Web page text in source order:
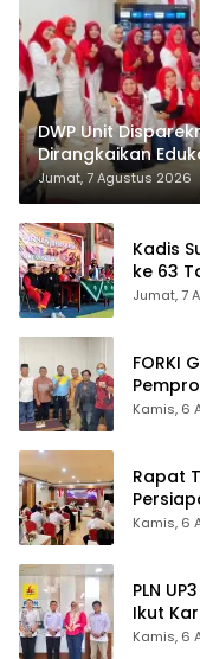
DWP Unit
Dirangkaikan
Jumat, 7 Agustus 2026
Kadis
ke 63
Jumat, 7
FORKI
Kamis, 6
Rapat
Tingkat
Kamis, 6
PLN
Ikut
Listrik
Kamis, 6